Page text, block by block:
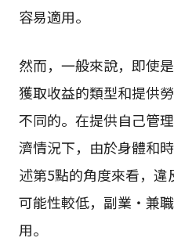
容易適用。
然而，一般來說，即使
獲取收益的類型和提供
不同的。在提供自己管
濟情況下，由於身體和
述第5點的角度來看，
可能性較低，副業・兼
用。